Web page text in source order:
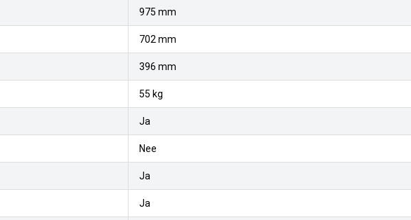
975 mm
702 mm
396 mm
55 kg
Ja
Nee
Ja
Ja